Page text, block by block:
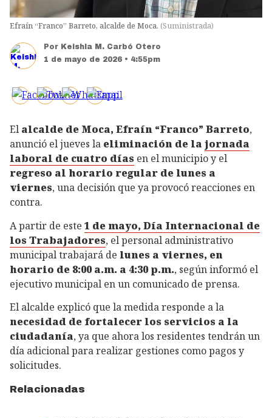
Efraín “Franco” Barreto, alcalde de Moca. (Suministrada)
Por Keishla M. Carbó Otero
1 de mayo de 2026 • 4:55pm
El alcalde de Moca, Efraín “Franco” Barreto,
anunció el jueves la eliminación de la jornada
laboral de cuatro días en el municipio y el
regreso al horario regular de lunes a
viernes, una decisión que ya provocó reacciones en
contra.
A partir de este 1 de mayo, Día Internacional de
los Trabajadores, el personal administrativo
municipal trabajará de lunes a viernes, en
horario de 8:00 a.m. a 4:30 p.m., según informó el
ejecutivo municipal en un comunicado de prensa.
El alcalde explicó que la medida responde a la
necesidad de fortalecer los servicios a la
ciudadanía, ya que ahora los residentes tendrán un
día adicional para realizar gestiones como pagos y
solicitudes.
Relacionadas